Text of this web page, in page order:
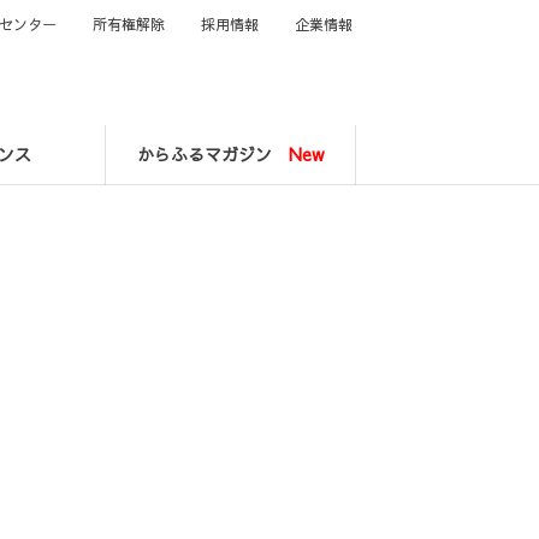
ス からふるマガジン New
ンター 所有権解除 採用情報 企業情報